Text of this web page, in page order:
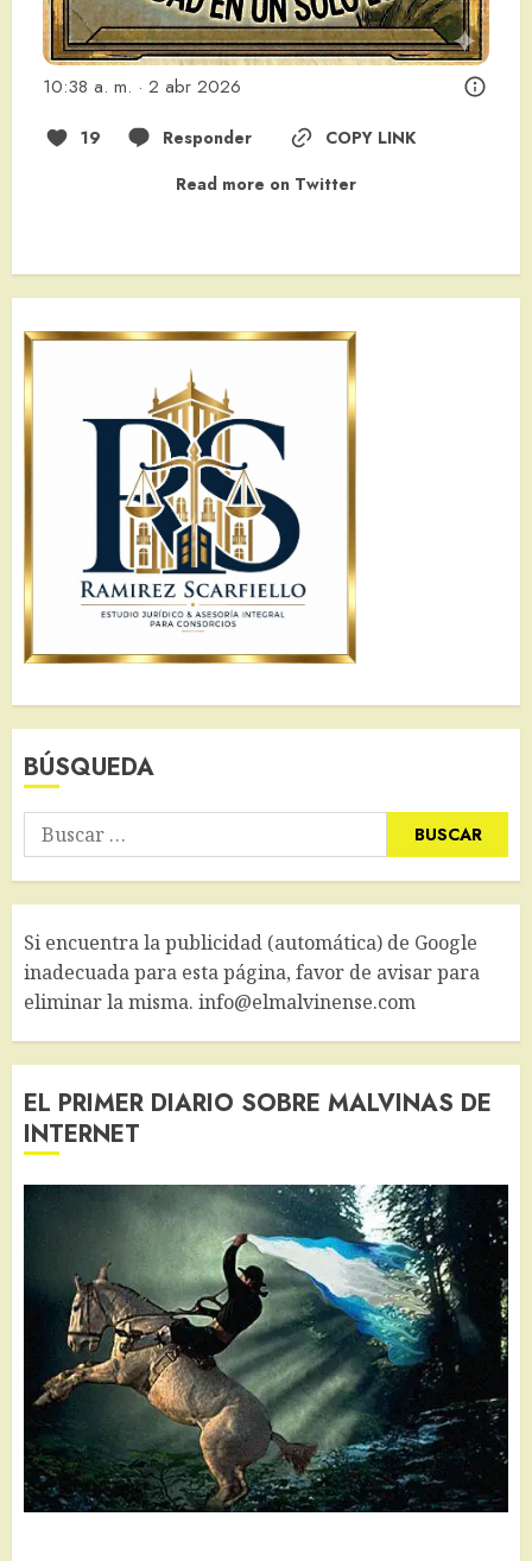
10:38 a. m. · 2 abr 2026
19 Responder
COPY LINK
Read more on Twitter
BÚSQUEDA
Buscar:
Si encuentra la publicidad (automática) de Google
inadecuada para esta página, favor de avisar para
eliminar la misma. info@elmalvinense.com
EL PRIMER DIARIO SOBRE MALVINAS DE
INTERNET